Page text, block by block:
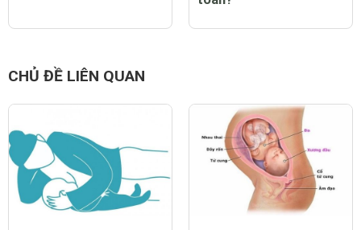
mẹ bầu dễ nhận biết
nhất
toàn?
CHỦ ĐỀ LIÊN QUAN